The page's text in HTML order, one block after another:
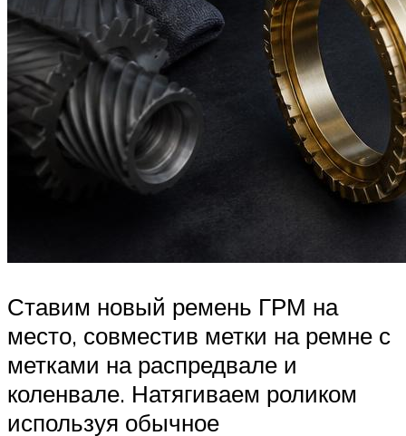
Ставим новый ремень ГРМ на
место, совместив метки на ремне с
метками на распредвале и
коленвале. Натягиваем роликом
используя обычное